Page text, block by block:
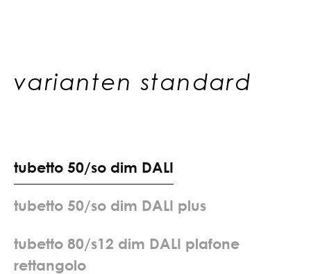
varianten standard
tubetto 50/so dim DALI
tubetto 50/so dim DALI plus
tubetto 80/s12 dim DALI plafone
rettangolo